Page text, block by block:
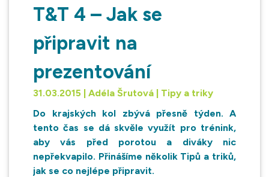
T&T 4 – Jak se
připravit na
prezentování
31.03.2015 | Adéla Šrutová | Tipy a triky
Do krajských kol zbývá přesně týden. A
tento čas se dá skvěle využít pro trénink,
aby vás před porotou a diváky nic
nepřekvapilo. Přinášíme několik Tipů a triků,
jak se co nejlépe připravit.